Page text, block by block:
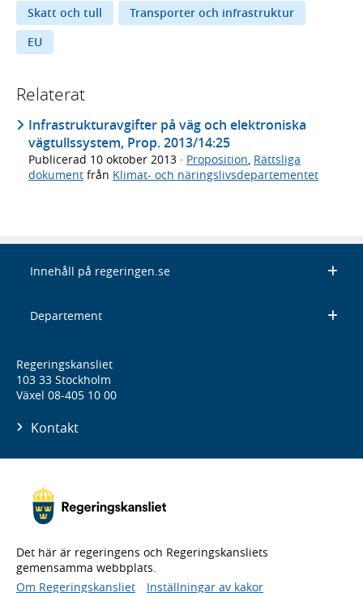
Skatt och tull
Transporter och infrastruktur
EU
Relaterat
Infrastrukturavgifter på väg och elektroniska
vägtullssystem, Prop. 2013/14:25
Publicerad 10 oktober 2013 · Proposition, Rättsliga
dokument från Klimat- och näringslivsdepartementet
Innehåll på regeringen.se
Departement
Regeringskansliet
103 33 Stockholm
Växel 08-405 10 00
Kontakt
Det här är regeringens och Regeringskansliets
gemensamma webbplats.
Om Regeringskansliet
Inställningar av kakor